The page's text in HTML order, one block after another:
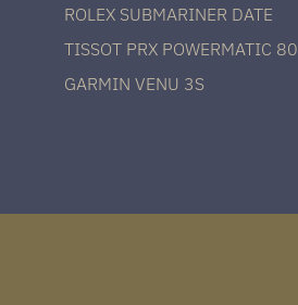
ROLEX SUBMARINER DATE
TISSOT PRX POWERMATIC 80
GARMIN VENU 3S